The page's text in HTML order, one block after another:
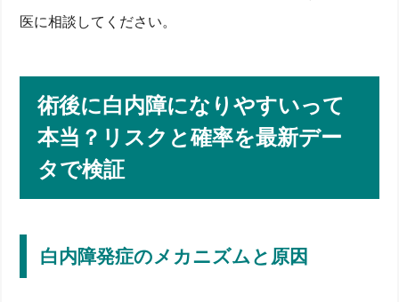
医に相談してください。
術後に白内障になりやすいって
本当？リスクと確率を最新デー
タで検証
白内障発症のメカニズムと原因